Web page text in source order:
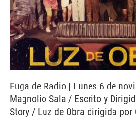
Fuga de Radio | Lunes 6 de
Magnolio Sala / Escrito y
Story / Luz de Obra dirigida por